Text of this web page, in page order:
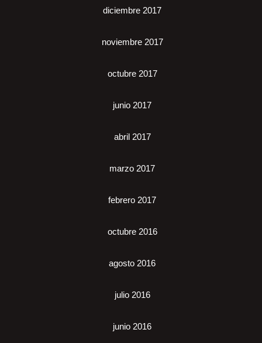
diciembre 2017
noviembre 2017
octubre 2017
junio 2017
abril 2017
marzo 2017
febrero 2017
octubre 2016
agosto 2016
julio 2016
junio 2016